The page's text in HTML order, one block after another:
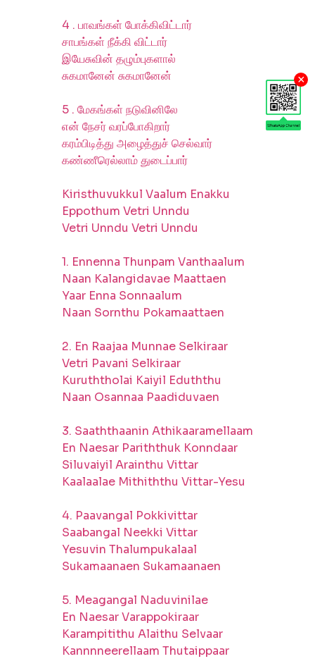
×
4 . பாவங்கள் போக்கிவிட்டார்
சாபங்கள் நீக்கி விட்டார்
இயேசுவின் தழும்புகளால்
சுகமானேன் சுகமானேன்
5 . மேகங்கள் நடுவினிலே
என் நேசர் வரப்போகிறார்
கரம்பிடித்து அழைத்துச் செல்வார்
கண்ணீரெல்லாம் துடைப்பார்
Kiristhuvukkul Vaalum Enakku
Eppothum Vetri Unndu
Vetri Unndu Vetri Unndu
1. Ennenna Thunpam Vanthaalum
Naan Kalangidavae Maattaen
Yaar Enna Sonnaalum
Naan Sornthu Pokamaattaen
2. En Raajaa Munnae Selkiraar
Vetri Pavani Selkiraar
Kuruththolai Kaiyil Eduththu
Naan Osannaa Paadiduvaen
3. Saaththaanin Athikaaramellaam
En Naesar Pariththuk Konndaar
Siluvaiyil Arainthu Vittar
Kaalaalae Mithiththu Vittar-Yesu
4. Paavangal Pokkivittar
Saabangal Neekki Vittar
Yesuvin Thalumpukalaal
Sukamaanaen Sukamaanaen
5. Meagangal Naduvinilae
En Naesar Varappokiraar
Karampitithu Alaithu Selvaar
Kannnneerellaam Thutaippaar